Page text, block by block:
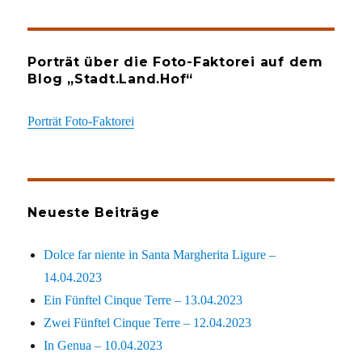
Porträt über die Foto-Faktorei auf dem
Blog „Stadt.Land.Hof“
Porträt Foto-Faktorei
Neueste Beiträge
Dolce far niente in Santa Margherita Ligure –
14.04.2023
Ein Fünftel Cinque Terre – 13.04.2023
Zwei Fünftel Cinque Terre – 12.04.2023
In Genua – 10.04.2023